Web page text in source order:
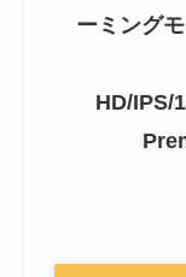
ーミング
HD/IPS/